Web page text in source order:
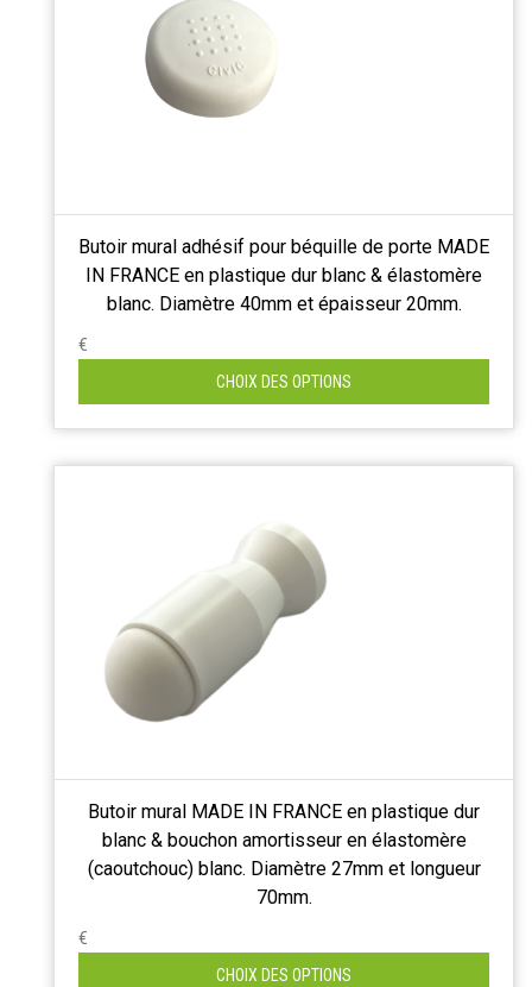
Butoir mural adhésif pour béquille de porte MADE
IN FRANCE en plastique dur blanc & élastomère
blanc. Diamètre 40mm et épaisseur 20mm.
€
CHOIX DES OPTIONS
Butoir mural MADE IN FRANCE en plastique dur
blanc & bouchon amortisseur en élastomère
(caoutchouc) blanc. Diamètre 27mm et longueur
70mm.
€
CHOIX DES OPTIONS